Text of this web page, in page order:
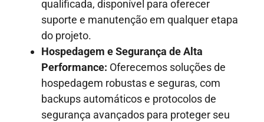
qualificada, disponível para oferecer
suporte e manutenção em qualquer etapa
do projeto.
Hospedagem e Segurança de Alta
Performance: Oferecemos soluções de
hospedagem robustas e seguras, com
backups automáticos e protocolos de
segurança avançados para proteger seu